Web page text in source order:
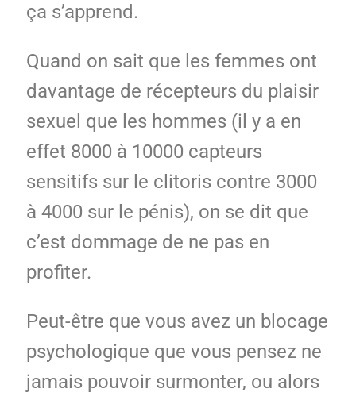
ça s’apprend.
Quand on sait que les femmes ont
davantage de récepteurs du plaisir
sexuel que les hommes (il y a en
effet 8000 à 10000 capteurs
sensitifs sur le clitoris contre 3000
à 4000 sur le pénis), on se dit que
c’est dommage de ne pas en
profiter.
Peut-être que vous avez un blocage
psychologique que vous pensez ne
jamais pouvoir surmonter, ou alors